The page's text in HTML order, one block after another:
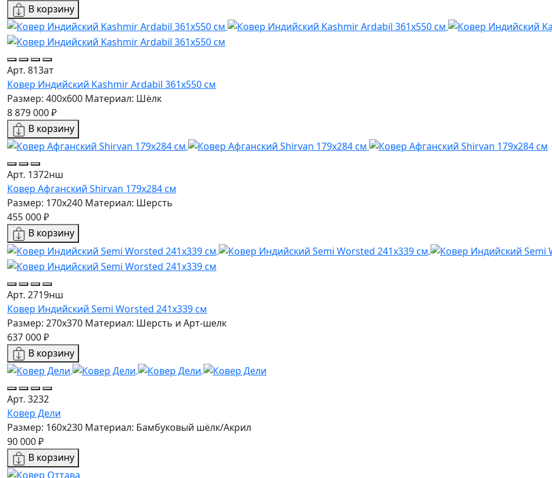
В корзину
Арт. 813ат
Ковер Индийский Kashmir Ardabil 361x550 см
Размер: 400x600 Материал: Шёлк
8 879 000 ₽
В корзину
Арт. 1372нш
Ковер Афганский Shirvan 179x284 см
Размер: 170x240 Материал: Шерсть
455 000 ₽
В корзину
Арт. 2719нш
Ковер Индийский Semi Worsted 241x339 см
Размер: 270x370 Материал: Шерсть и Арт-шелк
637 000 ₽
В корзину
Арт. 3232
Ковер Дели
Размер: 160х230 Материал: Бамбуковый шёлк/Акрил
90 000 ₽
В корзину